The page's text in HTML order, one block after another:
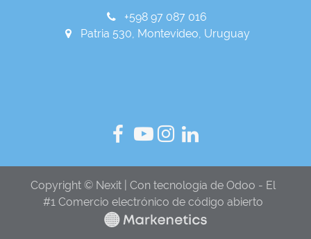
+598 97 087 016
Patria 530, Montevideo, Uruguay
Copyright © Nexit | Con tecnología de Odoo - El
#1 Comercio electrónico de código abierto